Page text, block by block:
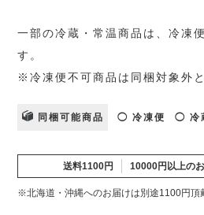
一部の冷蔵・常温商品は、冷凍
す。
※冷凍便不可商品は同梱対象外
同梱可能商品 ◯ 冷凍便 ◯ 冷
送料1100円 10000円以上の
※北海道・沖縄へのお届けは別途1100円頂